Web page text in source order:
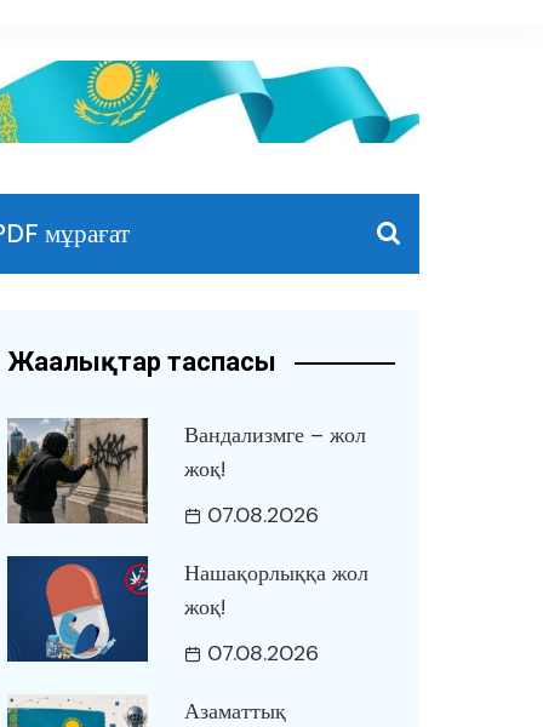
мұрағат
Жаңалықтар таспасы
Вандализмге – жол
жоқ!
07.08.2026
Нашақорлыққа жол
жоқ!
07.08.2026
Азаматтық